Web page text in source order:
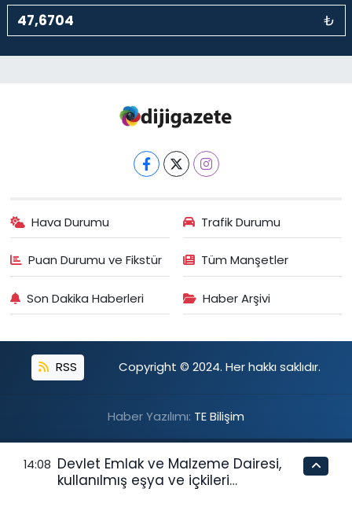
₺
Hava Durumu Trafik Durumu
Puan Durumu ve Fikstür Tüm Manşetler
Son Dakika Haberleri Haber Arşivi
RSS Copyright © 2024. Her hakkı saklıdır.
Haber Yazılımı: TE Bilişim
14:08 Devlet Emlak ve Malzeme Dairesi,
kullanılmış eşya ve içkileri